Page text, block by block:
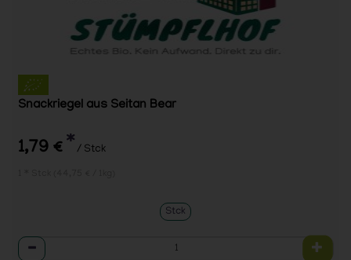
Snackriegel aus Seitan Bear
1,79 € * / Stck
Stck
Anzahl